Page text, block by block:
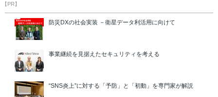
【PR】
防災DXの社会実装 －衛星データ利活用に向けて
事業継続を見据えたセキュリティを考える
“SNS炎上”に対する「予防」と「初動」を専門家が解説